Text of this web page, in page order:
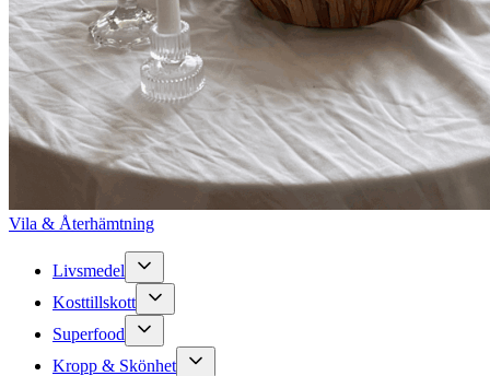
Vila & Återhämtning
Livsmedel
Kosttillskott
Superfood
Kropp & Skönhet